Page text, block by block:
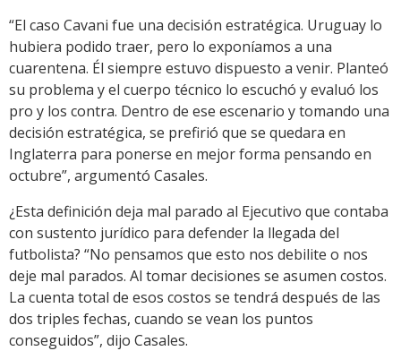
“El caso Cavani fue una decisión estratégica. Uruguay lo
hubiera podido traer, pero lo exponíamos a una
cuarentena. Él siempre estuvo dispuesto a venir. Planteó
su problema y el cuerpo técnico lo escuchó y evaluó los
pro y los contra. Dentro de ese escenario y tomando una
decisión estratégica, se prefirió que se quedara en
Inglaterra para ponerse en mejor forma pensando en
octubre”, argumentó Casales.
¿Esta definición deja mal parado al Ejecutivo que contaba
con sustento jurídico para defender la llegada del
futbolista? “No pensamos que esto nos debilite o nos
deje mal parados. Al tomar decisiones se asumen costos.
La cuenta total de esos costos se tendrá después de las
dos triples fechas, cuando se vean los puntos
conseguidos”, dijo Casales.